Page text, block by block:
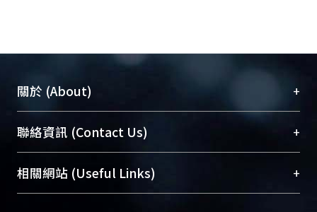
關於 (About) +
臺大位居世界頂尖大學之列，為永久珍藏及向國際
展現本校豐碩的研究成果及學術能量，圖書館整合
機構典藏（NTUR）與學術庫（AH）不同功能平
台，成為臺大學術典藏NTU scholars。期能整合研
聯絡資訊 (Contact Us) +
總館學科館員(Main Library)
醫學圖書館學科館員(Medical Library)
相關網站 (Useful Links) +